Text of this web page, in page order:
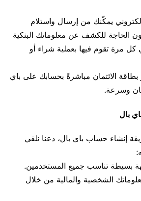
يمكّنك من إرسال واستلام
الحاجة للكشف عن معلوماتك البنكية
كل مرة تقوم فيها بعملية شراء أو
الائتمان مباشرةً بحسابك على باي
وسرعة.
بال
إنشاء حساب باي بال، دعنا نلقي
بسيطة تناسب جميع المستخدمين.
الشخصية والمالية من خلال